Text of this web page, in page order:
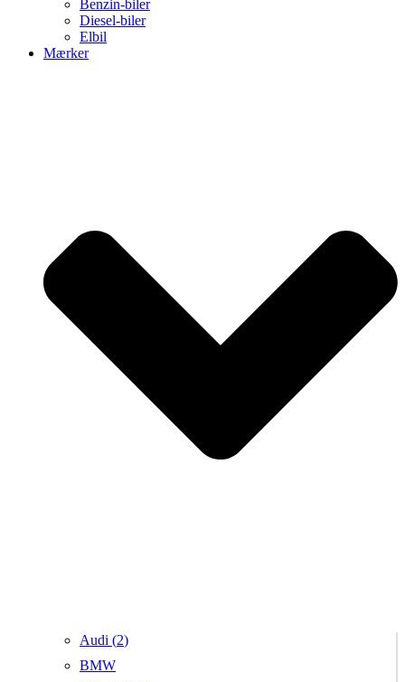
Benzin-biler
Diesel-biler
Elbil
Mærker
Audi (2)
BMW